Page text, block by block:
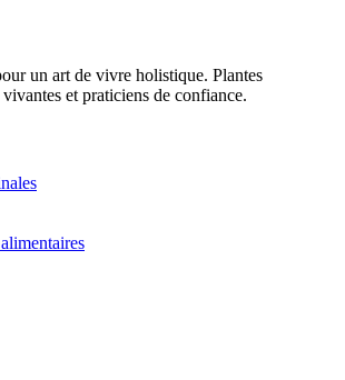
un art de vivre holistique. Plantes
et praticiens de confiance.